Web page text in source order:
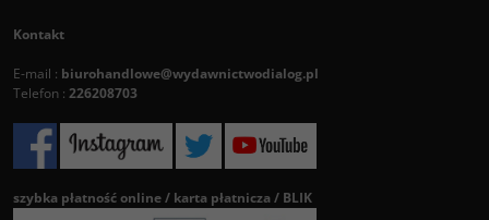
Kontakt
E-mail : biurohandlowe@wydawnictwodialog.pl
Telefon : 226208703
szybka płatność online / karta płatnicza / BLIK